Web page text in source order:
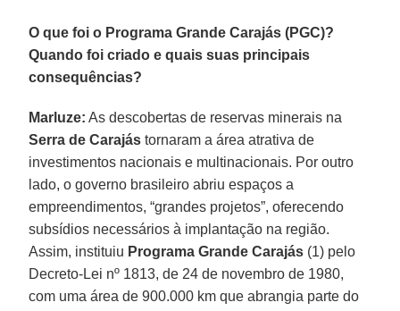
O que foi o Programa Grande Carajás (PGC)?
Quando foi criado e quais suas principais
consequências?
Marluze: As descobertas de reservas minerais na
Serra de Carajás tornaram a área atrativa de
investimentos nacionais e multinacionais. Por outro
lado, o governo brasileiro abriu espaços a
empreendimentos, “grandes projetos”, oferecendo
subsídios necessários à implantação na região.
Assim, instituiu Programa Grande Carajás (1) pelo
Decreto-Lei nº 1813, de 24 de novembro de 1980,
com uma área de 900.000 km que abrangia parte do